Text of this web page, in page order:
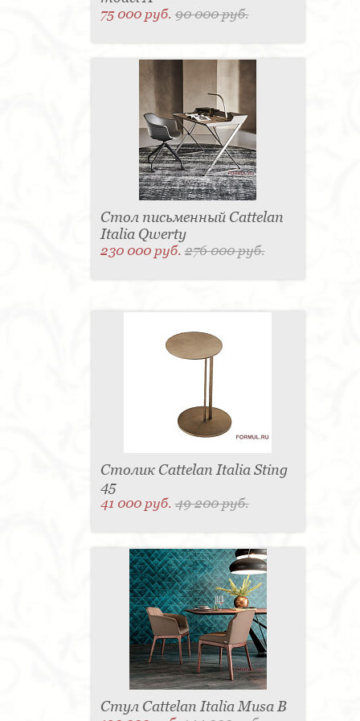
75 000 руб.90 000 руб.
Стол письменный Cattelan
Italia Qwerty
230 000 руб.276 000 руб.
Столик Cattelan Italia Sting
45
41 000 руб.49 200 руб.
Стул Cattelan Italia Musa B